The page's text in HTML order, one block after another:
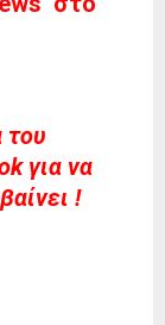
του
για να
!